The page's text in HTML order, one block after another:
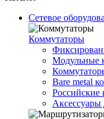
Сетевое
Коммутаторы
Модульные
Bare metal
Аксессуары